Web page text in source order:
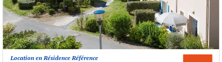
Location en Résidence Référence